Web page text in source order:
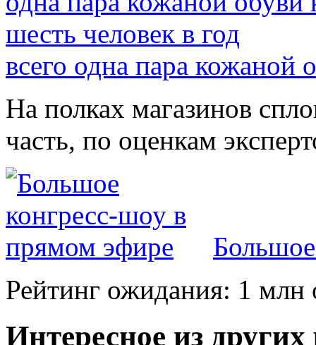
всего одна пара кожаной
На полках магазинов
часть, по оценкам
Рейтинг ожидания: 1 млн
Интересное из